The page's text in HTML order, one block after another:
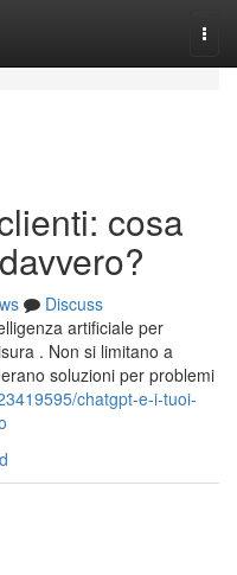
cosa
Discuss
artificiale per
. Non si limitano a
soluzioni per problemi
chatgpt-e-i-tuoi-